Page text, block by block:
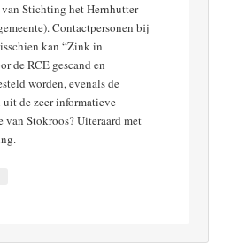
Stichting het Hernhutter
Contactpersonen bij
kan “Zink in
de RCE gescand en
worden, evenals de
uit de zeer informatieve
van Stokroos? Uiteraard met